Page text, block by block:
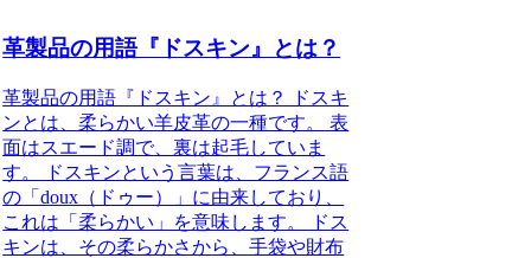
革製品の用語『ドスキン』とは？
革製品の用語『ドスキン』とは？ ドスキ
ンとは、柔らかい羊皮革の一種です。 表
面はスエード調で、裏は起毛していま
す。 ドスキンという言葉は、フランス語
の「doux（ドゥー）」に由来しており、
これは「柔らかい」を意味します。 ドス
キンは、その柔らかさから、手袋や財布